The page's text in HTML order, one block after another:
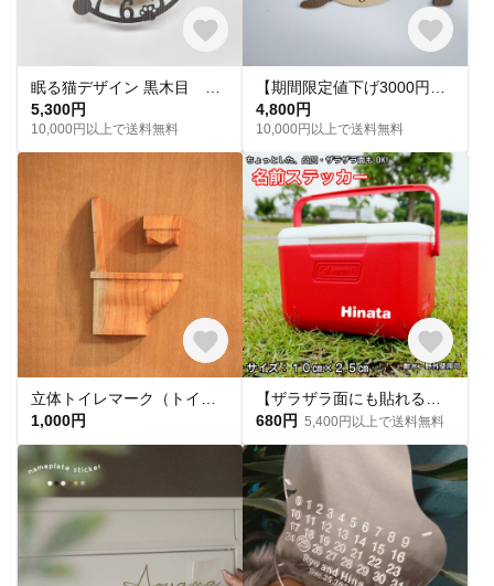
5,300円
10,000円以上で送料無料
4,800円
10,000円以上で送料無料
1,000円
680円 5,400円以上で送料無料